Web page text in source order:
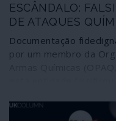
ESCÂNDALO:
DE ATAQUES
Documentação
por um membro da
governo de Damasco